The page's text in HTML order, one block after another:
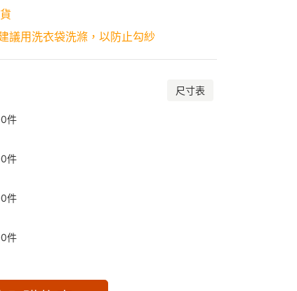
議用洗衣袋洗滌，以防止勾紗
尺寸表
件
件
件
件